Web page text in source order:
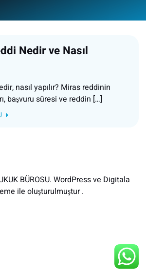
Nedir ve Nasıl
nasıl yapılır? Miras reddinin
başvuru süresi ve reddin […]
BÜROSU. WordPress ve Digitala
ile oluşturulmuştur .